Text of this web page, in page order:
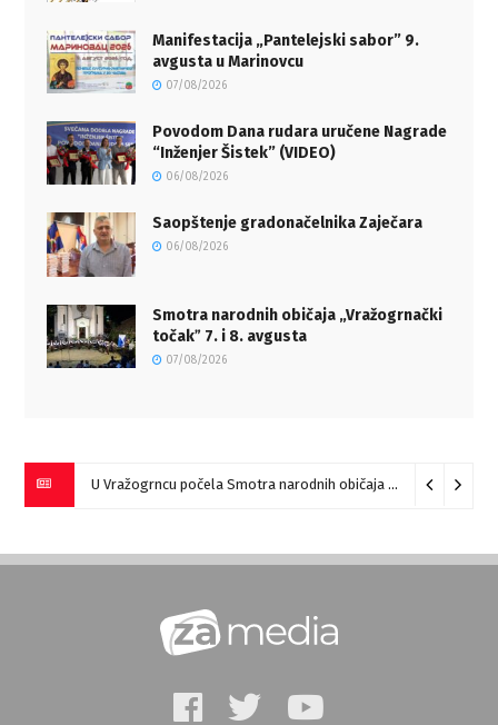
Manifestacija „Pantelejski sabor” 9.
avgusta u Marinovcu
07/08/2026
Povodom Dana rudara uručene Nagrade
“Inženjer Šistek” (VIDEO)
06/08/2026
Saopštenje gradonačelnika Zaječara
06/08/2026
Smotra narodnih običaja „Vražogrnački
točakˮ 7. i 8. avgusta
07/08/2026
U Vražogrncu počela Smotra narodnih običaja „Vražogrnački točak“